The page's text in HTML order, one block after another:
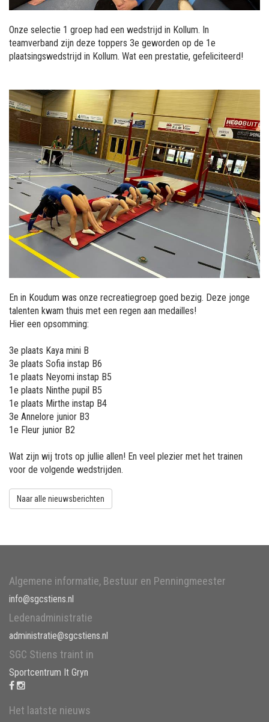
Onze selectie 1 groep had een wedstrijd in Kollum. In
teamverband zijn deze toppers 3e geworden op de 1e
plaatsingswedstrijd in Kollum. Wat een prestatie, gefeliciteerd!
En in Koudum was onze recreatiegroep goed bezig. Deze jonge
talenten kwam thuis met een regen aan medailles!
Hier een opsomming:
3e plaats Kaya mini B
3e plaats Sofia instap B6
1e plaats Neyomi instap B5
1e plaats Ninthe pupil B5
1e plaats Mirthe instap B4
3e Annelore junior B3
1e Fleur junior B2
Wat zijn wij trots op jullie allen! En veel plezier met het trainen
voor de volgende wedstrijden.
Naar alle nieuwsberichten
Algemene informatie, Bestuur en Penningmeester
info@sgcstiens.nl
Ledenadministratie
administratie@sgcstiens.nl
SGC Stiens traint in
Sportcentrum It Gryn
Het laatste nieuws